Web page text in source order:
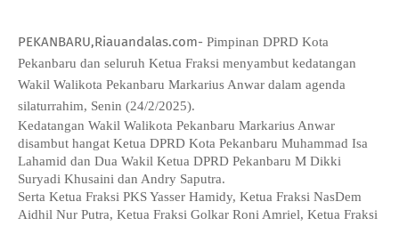
PEKANBARU,Riauandalas.com- Pimpinan DPRD Kota
Pekanbaru dan seluruh Ketua Fraksi menyambut kedatangan
Wakil Walikota Pekanbaru Markarius Anwar dalam agenda
silaturrahim, Senin (24/2/2025).
Kedatangan Wakil Walikota Pekanbaru Markarius Anwar
disambut hangat Ketua DPRD Kota Pekanbaru Muhammad Isa
Lahamid dan Dua Wakil Ketua DPRD Pekanbaru M Dikki
Suryadi Khusaini dan Andry Saputra.
Serta Ketua Fraksi PKS Yasser Hamidy, Ketua Fraksi NasDem
Aidhil Nur Putra, Ketua Fraksi Golkar Roni Amriel, Ketua Fraksi